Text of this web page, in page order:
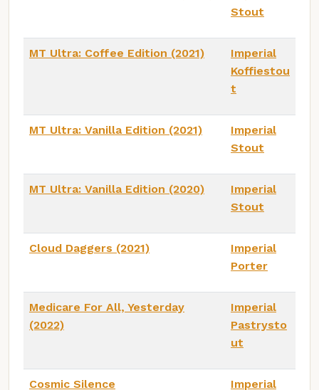
Stout
MT Ultra: Coffee Edition (2021)
Imperial
Koffiestou
t
MT Ultra: Vanilla Edition (2021)
Imperial
Stout
MT Ultra: Vanilla Edition (2020)
Imperial
Stout
Cloud Daggers (2021)
Imperial
Porter
Medicare For All, Yesterday
(2022)
Imperial
Pastrysto
ut
Cosmic Silence Imperial